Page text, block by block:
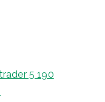
5 190